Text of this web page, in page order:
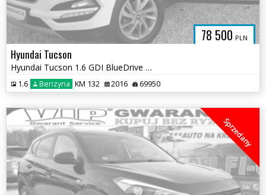
78 500 PLN
Hyundai Tucson
Hyundai Tucson 1.6 GDI BlueDrive Style 2WD
1.6 Benzyna KM 132 2016 69950
Sprzedany